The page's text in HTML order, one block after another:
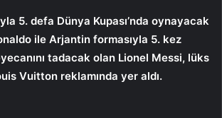
5. defa Dünya Kupası’nda oynayacak
ile Arjantin formasıyla 5. kez
tadacak olan Lionel Messi, lüks
Vuitton reklamında yer aldı.